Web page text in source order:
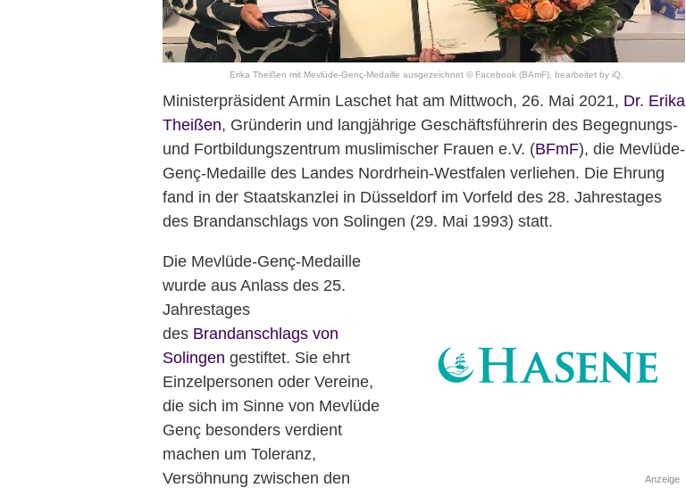
Erika Theißen mit Mevlüde-Genç-Medaille ausgezeichnet © Facebook (BAmF), bearbeitet by iQ.
Ministerpräsident Armin Laschet hat am Mittwoch, 26. Mai 2021, Dr. Erika
Theißen, Gründerin und langjährige Geschäftsführerin des Begegnungs-
und Fortbildungszentrum muslimischer Frauen e.V. (BFmF), die Mevlüde-
Genç-Medaille des Landes Nordrhein-Westfalen verliehen. Die Ehrung
fand in der Staatskanzlei in Düsseldorf im Vorfeld des 28. Jahrestages
des Brandanschlags von Solingen (29. Mai 1993) statt.
Anzeige
Die Mevlüde-Genç-Medaille
wurde aus Anlass des 25.
Jahrestages
des Brandanschlags von
Solingen gestiftet. Sie ehrt
Einzelpersonen oder Vereine,
die sich im Sinne von Mevlüde
Genç besonders verdient
machen um Toleranz,
Versöhnung zwischen den